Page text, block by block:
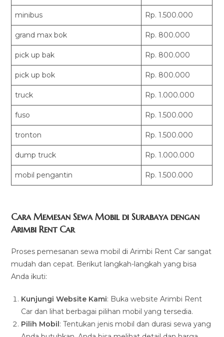
minibus Rp. 1.500.000
grand max bok Rp. 800.000
pick up bak Rp. 800.000
pick up bok Rp. 800.000
truck Rp. 1.000.000
fuso Rp. 1.500.000
tronton Rp. 1.500.000
dump truck Rp. 1.000.000
mobil pengantin Rp. 1.500.000
Cara Memesan Sewa Mobil di Surabaya dengan
Arimbi Rent Car
Proses pemesanan sewa mobil di Arimbi Rent Car sangat
mudah dan cepat. Berikut langkah-langkah yang bisa
Anda ikuti:
Kunjungi Website Kami: Buka website Arimbi Rent
Car dan lihat berbagai pilihan mobil yang tersedia.
Pilih Mobil : Tentukan jenis mobil dan durasi sewa yang